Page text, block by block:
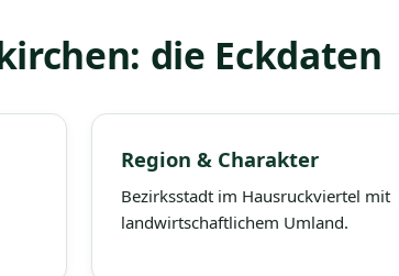
die Eckdaten
Region & Charakter
Bezirksstadt im Hausruckviertel mit
landwirtschaftlichem Umland.